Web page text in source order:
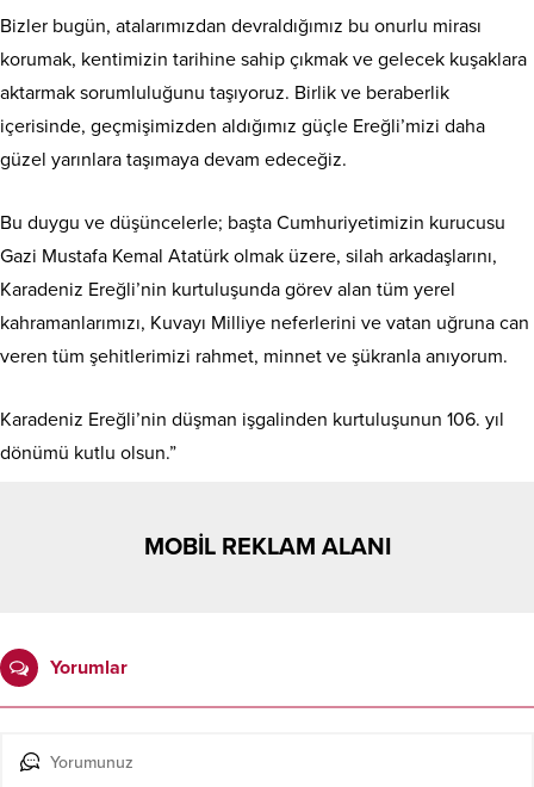
Bizler bugün, atalarımızdan devraldığımız bu onurlu mirası
korumak, kentimizin tarihine sahip çıkmak ve gelecek kuşaklara
aktarmak sorumluluğunu taşıyoruz. Birlik ve beraberlik
içerisinde, geçmişimizden aldığımız güçle Ereğli’mizi daha
güzel yarınlara taşımaya devam edeceğiz.
Bu duygu ve düşüncelerle; başta Cumhuriyetimizin kurucusu
Gazi Mustafa Kemal Atatürk olmak üzere, silah arkadaşlarını,
Karadeniz Ereğli’nin kurtuluşunda görev alan tüm yerel
kahramanlarımızı, Kuvayı Milliye neferlerini ve vatan uğruna can
veren tüm şehitlerimizi rahmet, minnet ve şükranla anıyorum.
Karadeniz Ereğli’nin düşman işgalinden kurtuluşunun 106. yıl
dönümü kutlu olsun.”
MOBİL REKLAM ALANI
Yorumlar